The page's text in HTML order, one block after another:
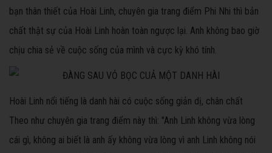
bạn thân thiết của Hoài Linh, chuyên gia trang điểm Phi Nhi thì bản
chất thật sự của Hoài Linh hoàn toàn ngược lại. Anh không bao giờ
chịu chia sẻ về cuộc sống của mình và cực kỳ khó tính.
Hoài Linh nổi tiếng là danh hài có cuộc sống giản dị, chân chất
Theo như chuyên gia trang điểm này thì: "Anh Linh không vừa lòng
cái gì, không ai biết là anh ấy không vừa lòng vì anh Linh không nói